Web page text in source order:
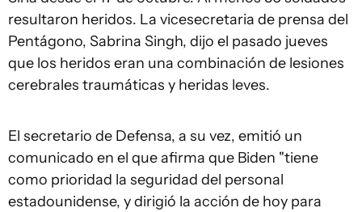
resultaron heridos. La vicesecretaria de prensa del
Pentágono, Sabrina Singh, dijo el pasado jueves
que los heridos eran una combinación de lesiones
cerebrales traumáticas y heridas leves.
El secretario de Defensa, a su vez, emitió un
comunicado en el que afirma que Biden "tiene
como prioridad la seguridad del personal
estadounidense, y dirigió la acción de hoy para